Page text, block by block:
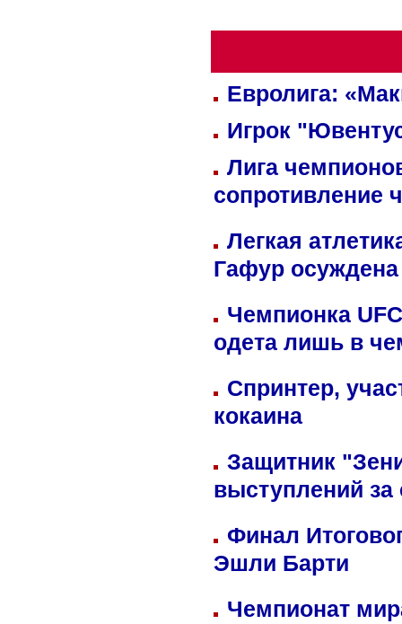
Евролига:
Игрок
Лига
сопротивление
Легкая
Гафур осуждена
Чемпионка
одета лишь в
Спринтер,
кокаина
Защитник
выступлений
Финал
Эшли Барти
Чемпионат